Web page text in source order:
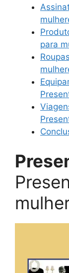
para